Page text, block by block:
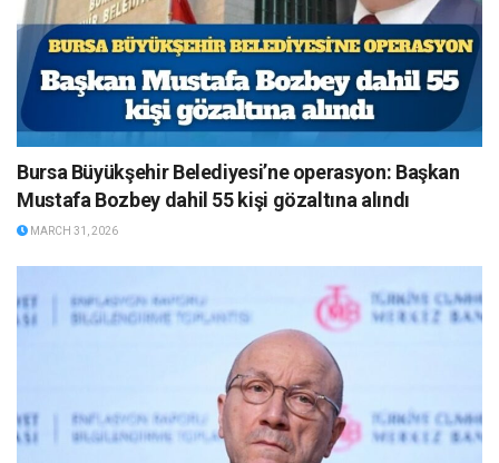
Bursa Büyükşehir Belediyesi’ne operasyon: Başkan
Mustafa Bozbey dahil 55 kişi gözaltına alındı
MARCH 31, 2026